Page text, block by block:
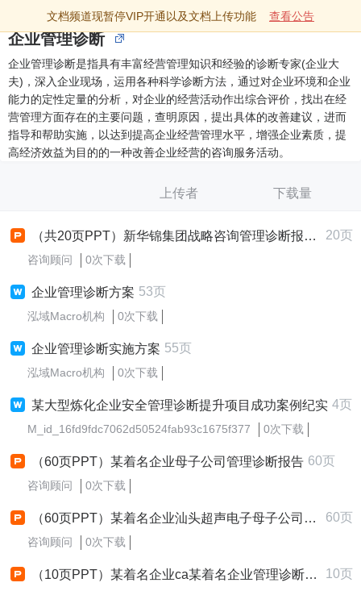
文档频道现暂停VIP开通以及文档上传功能 查看公告
企业管理诊断
企业管理诊断是指具有丰富经营管理知识和经验的诊断专家(企业大
夫)，深入企业现场，运用各种科学诊断方法，通过对企业环境和企业
能力的定性定量的分析，对企业的经营活动作出综合评价，找出在经
营管理方面存在的主要问题，查明原因，提出具体的改善建议，进而
指导和帮助实施，以达到提高企业经营管理水平，增强企业素质，提
高经济效益为目的的一种改善企业经营的咨询服务活动。
上传者 下载量
（共20页PPT）新华锦集团战略咨询管理诊断报告组织体系 20页
咨询顾问 0次下载
企业管理诊断方案 53页
泓域Macro机构 0次下载
企业管理诊断实施方案 55页
泓域Macro机构 0次下载
某大型炼化企业安全管理诊断提升项目成功案例纪实 4页
M_id_16fd9fdc7062d50524fab93c1675f377 0次下载
（60页PPT）某着名企业母子公司管理诊断报告 60页
咨询顾问 0次下载
（60页PPT）某着名企业汕头超声电子母子公司管理诊断报告 60页
咨询顾问 0次下载
（10页PPT）某着名企业ca某着名企业管理诊断报告 10页